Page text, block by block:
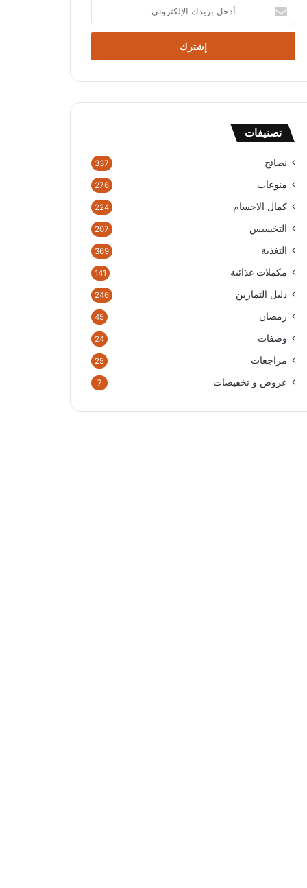
بريدك
الإلكتروني
تصنيفات
نصائح 337
منوعات 276
كمال الاجسام 224
التخسيس 207
التغذية 369
مكملات غذائية 141
دليل التمارين 246
رمضان 45
وصفات 24
مراجعات 25
عروض و تخفيضات 7